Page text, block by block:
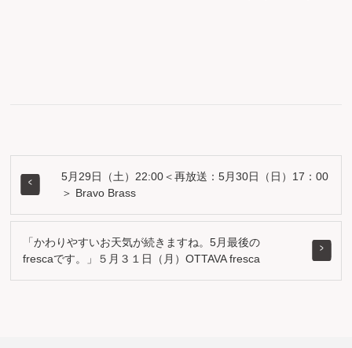
5月29日（土）22:00＜再放送：5月30日（日）17：00
＞ Bravo Brass
「かわりやすいお天気が続きますね。5月最後の
frescaです。」５月３１日（月）OTTAVA fresca